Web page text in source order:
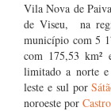
Vila Nova de
de Viseu, na
município com 5
com 175,53 km²
limitado a norte
leste e sul por
noroeste por